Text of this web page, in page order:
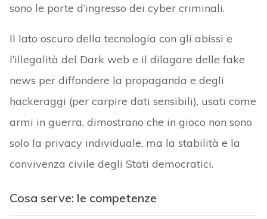
sono le porte d’ingresso dei cyber criminali.
Il lato oscuro della tecnologia con gli abissi e
l’illegalità del Dark web e il dilagare delle fake
news per diffondere la propaganda e degli
hackeraggi (per carpire dati sensibili), usati come
armi in guerra, dimostrano che in gioco non sono
solo la privacy individuale, ma la stabilità e la
convivenza civile degli Stati democratici.
Cosa serve: le competenze